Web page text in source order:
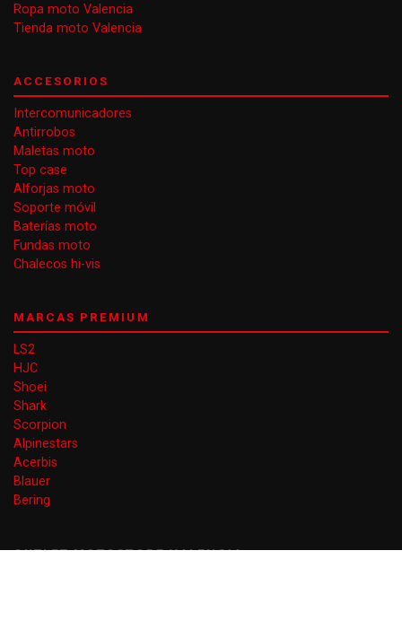
Ropa moto Valencia
Tienda moto Valencia
ACCESORIOS
Intercomunicadores
Antirrobos
Maletas moto
Top case
Alforjas moto
Soporte móvil
Baterías moto
Fundas moto
Chalecos hi-vis
MARCAS PREMIUM
LS2
HJC
Shoei
Shark
Scorpion
Alpinestars
Acerbis
Blauer
Bering
OUTLET MOTOSTORE VALENCIA